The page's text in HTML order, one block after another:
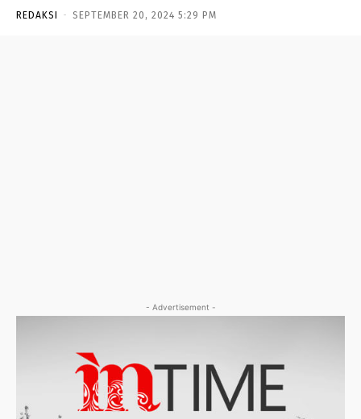
REDAKSI - SEPTEMBER 20, 2024 5:29 PM
- Advertisement -